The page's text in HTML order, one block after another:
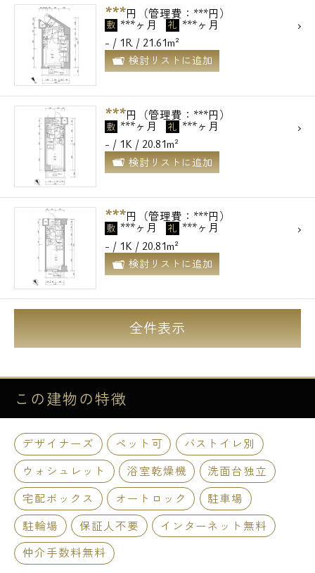
***円（管理費：***円）
敷 ***ヶ月 礼 ***ヶ月
- / 1R / 21.61m²
検討リストに追加
***円（管理費：***円）
敷 ***ヶ月 礼 ***ヶ月
- / 1K / 20.81m²
検討リストに追加
***円（管理費：***円）
敷 ***ヶ月 礼 ***ヶ月
- / 1K / 20.81m²
検討リストに追加
全件表示
この建物の特徴
デザイナーズ ペット可
バストイレ別
ウォシュレット
浴室乾燥機
洗面台独立
宅配ボックス
オートロック
駐車場
駐輪場
保証人不要
インターネット無料
仲介手数料無料